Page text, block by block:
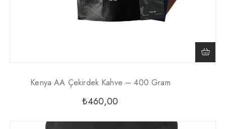
Kenya AA Çekirdek Kahve – 400 Gram
₺460,00